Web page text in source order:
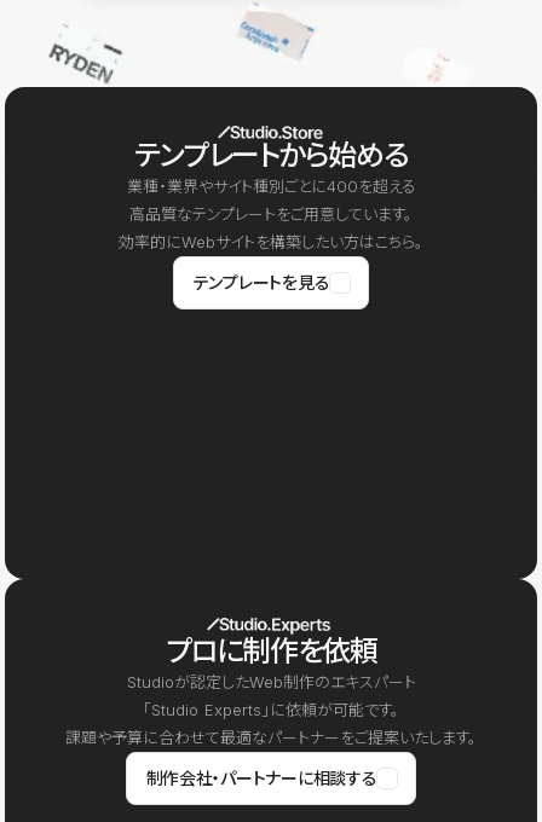
テンプレートから始める
業種・業界やサイト種別ごとに400を超える
高品質なテンプレートをご用意しています。
効率的にWebサイトを構築したい方はこちら。
テンプレートを見る
プロに制作を依頼
Studioが認定したWeb制作のエキスパート
「Studio Experts」に依頼が可能です。
課題や予算に合わせて最適なパートナーをご提案いたします。
制作会社・パートナーに相談する